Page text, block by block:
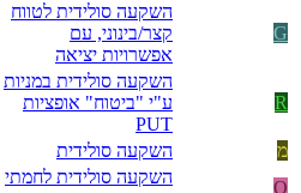
G
השקעה סולידית לטווח
קצר/בינוני, עם
אפשרויות יציאה
R
השקעה סולידית במניות
ע"י "ביטוח" אופציות
PUT
מ השקעה סולידית
Q
השקעה סולידית לחמתי